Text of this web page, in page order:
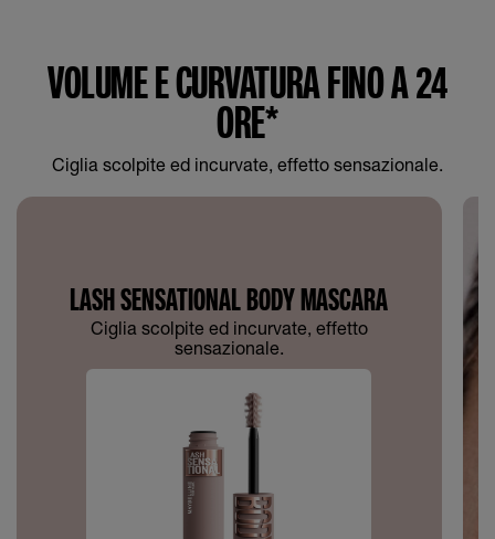
VOLUME E CURVATURA FINO A 24
ORE*
Ciglia scolpite ed incurvate, effetto sensazionale.
LASH SENSATIONAL BODY MASCARA
Ciglia scolpite ed incurvate, effetto
sensazionale.